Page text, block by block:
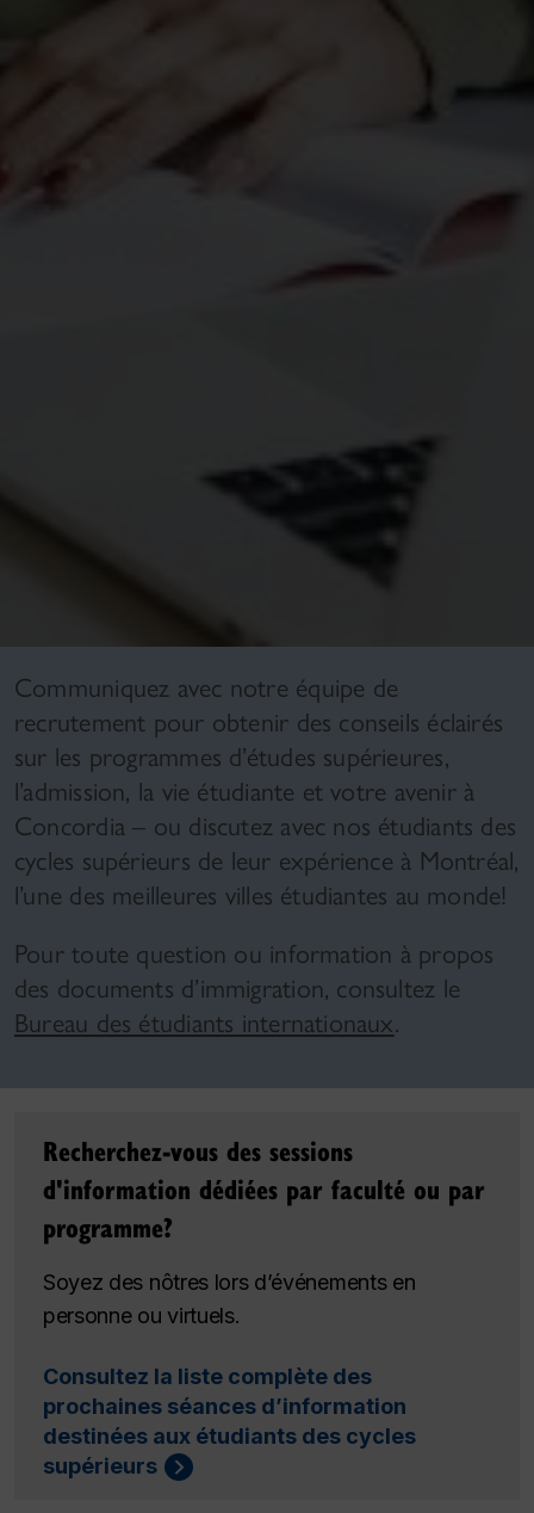
Communiquez avec notre équipe de
recrutement pour obtenir des conseils éclairés
sur les programmes d’études supérieures,
l’admission, la vie étudiante et votre avenir à
Concordia – ou discutez avec nos étudiants des
cycles supérieurs de leur expérience à Montréal,
l’une des meilleures villes étudiantes au monde!
Pour toute question ou information à propos
des documents d’immigration, consultez le
Bureau des étudiants internationaux.
Recherchez-vous des sessions
d'information dédiées par faculté ou par
programme?
Soyez des nôtres lors d’événements en
personne ou virtuels.
Consultez la liste complète des
prochaines séances d’information
destinées aux étudiants des cycles
supérieurs